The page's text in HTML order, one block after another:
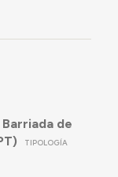
Barriada de
TIPOLOGÍA